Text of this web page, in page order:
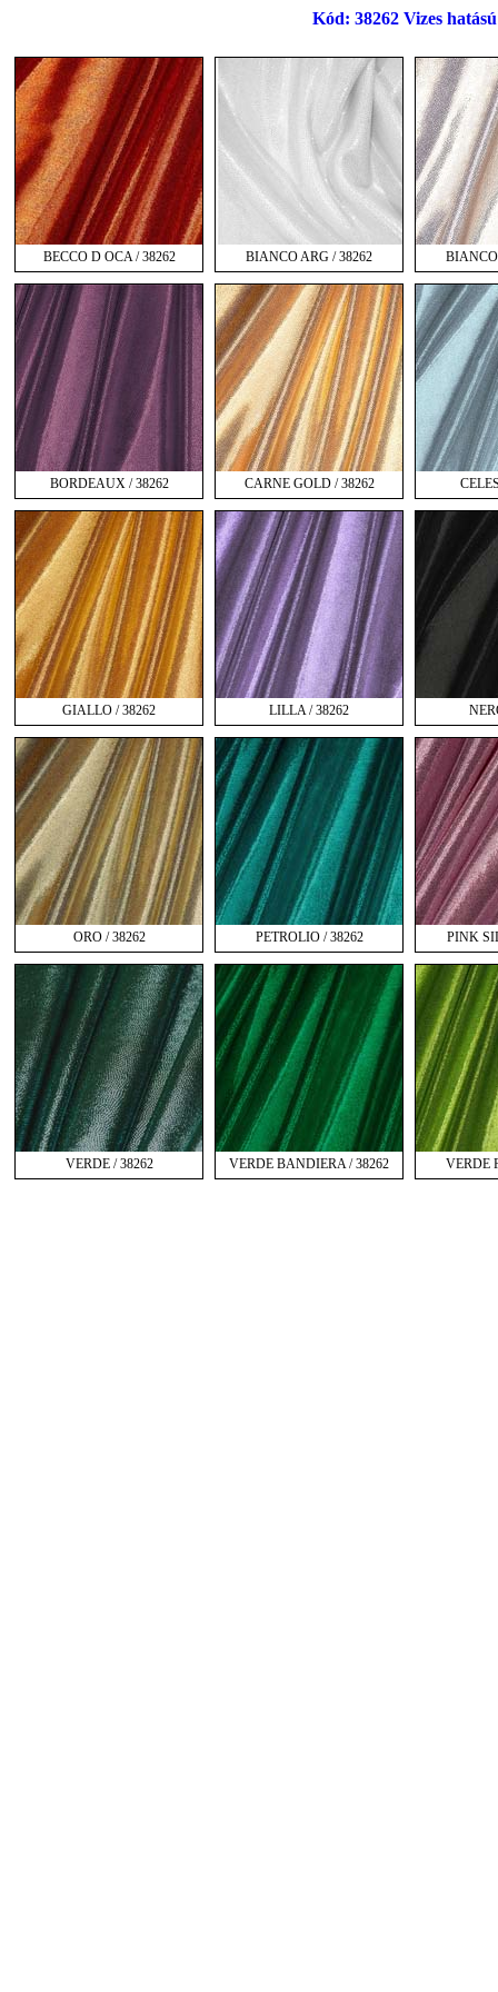
Kód: 38262 Vizes
BECCO D OCA / 38262 BIANCO ARG / 38262 BIANCO
BORDEAUX / 38262 CARNE GOLD / 38262
GIALLO / 38262 LILLA / 38262
ORO / 38262 PETROLIO / 38262 PINK
VERDE / 38262 VERDE BANDIERA / 38262 VERDE